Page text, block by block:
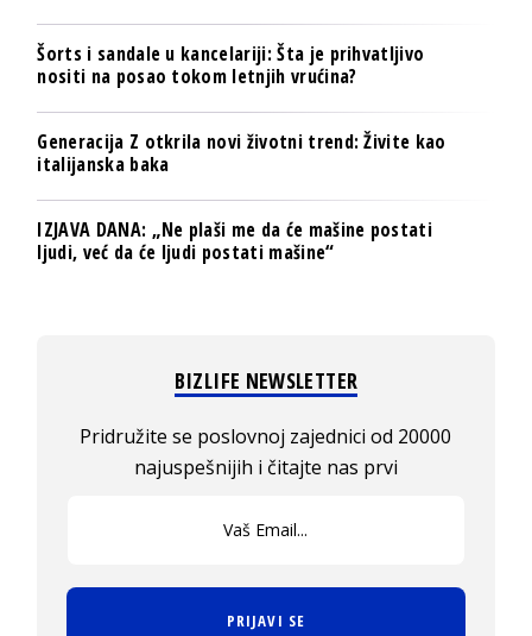
Šorts i sandale u kancelariji: Šta je prihvatljivo
nositi na posao tokom letnjih vrućina?
Generacija Z otkrila novi životni trend: Živite kao
italijanska baka
IZJAVA DANA: „Ne plaši me da će mašine postati
ljudi, već da će ljudi postati mašine“
BIZLIFE NEWSLETTER
Pridružite se poslovnoj zajednici od 20000
najuspešnijih i čitajte nas prvi
PRIJAVI SE